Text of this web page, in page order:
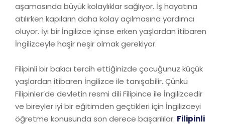
aşamasında büyük kolaylıklar sağlıyor. İş hayatına
atılırken kapıların daha kolay açılmasına yardımcı
oluyor. İyi bir İngilizce içinse erken yaşlardan itibaren
İngilizceyle haşir neşir olmak gerekiyor.
Filipinli bir bakıcı tercih ettiğinizde çocuğunuz küçük
yaşlardan itibaren İngilizce ile tanışabilir. Çünkü
Filipinler’de devletin resmi dili Filipince ile İngilizcedir
ve bireyler iyi bir eğitimden geçtikleri için İngilizceyi
öğretme konusunda son derece başarılılar. Filipinli